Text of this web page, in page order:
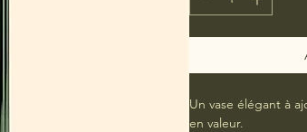
Un vase élégant à
en valeur.